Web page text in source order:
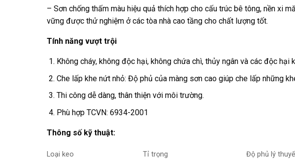
– Sơn chống thấm màu hiệu quả thích hợp cho cấu trúc bê tông, nền xi
vững được thử nghiệm ở các tòa nhà cao tầng cho chất lượng tốt.
Tính năng vượt trội
Không cháy, không độc hại, không chứa chì, thủy ngân và các độc
Che lấp khe nứt nhỏ: Độ phủ của màng sơn cao giúp che lấp những
Thi công dễ dàng, thân thiện với môi trường.
Phù hợp TCVN: 6934-2001
Thông số kỹ thuật:
Loại keo Tỉ trọng Độ phủ lý